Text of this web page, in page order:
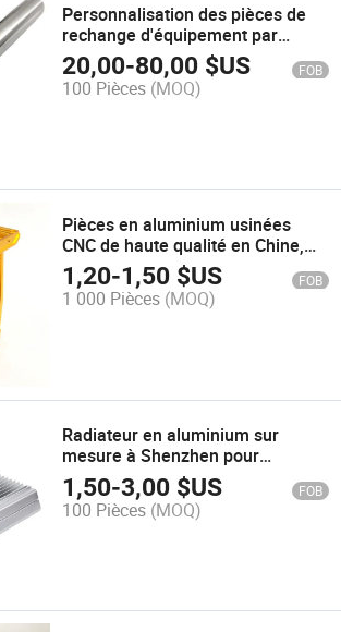
Personnalisation des pièces de
rechange d'équipement par
usinage CNC
20,00-80,00 $US FOB
100 Pièces (MOQ)
Pièces en aluminium usinées
CNC de haute qualité en Chine,
pièces en aluminium usinées
CNC, pièces métalliques en
matériel usiné CNC anodisé
1,20-1,50 $US FOB
1 000 Pièces (MOQ)
Radiateur en aluminium sur
mesure à Shenzhen pour
l'électronique
1,50-3,00 $US FOB
100 Pièces (MOQ)